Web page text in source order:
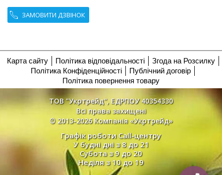
ЗАМОВИТИ ДЗВІНОК
Карта сайту Політика відповідальності
Згода на Розсилку
Політика Конфіденційності
Публічний договір
Політика повернення товару
ТОВ "Укртрейд", ЕДРПОУ 40354330
Всі права захищені
© 2013-2026 Компанія «Укртрейд»
Графік роботи Call-центру
У будні дні з 8 до 21
Субота з 9 до 20
Неділя з 10 до 19